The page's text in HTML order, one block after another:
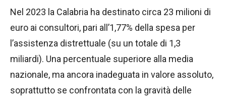
Nel 2023 la Calabria ha destinato circa 23 milioni di
euro ai consultori, pari all’1,77% della spesa per
l’assistenza distrettuale (su un totale di 1,3
miliardi). Una percentuale superiore alla media
nazionale, ma ancora inadeguata in valore assoluto,
soprattutto se confrontata con la gravità delle